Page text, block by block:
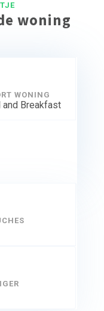
woning
WONING
and Breakfast